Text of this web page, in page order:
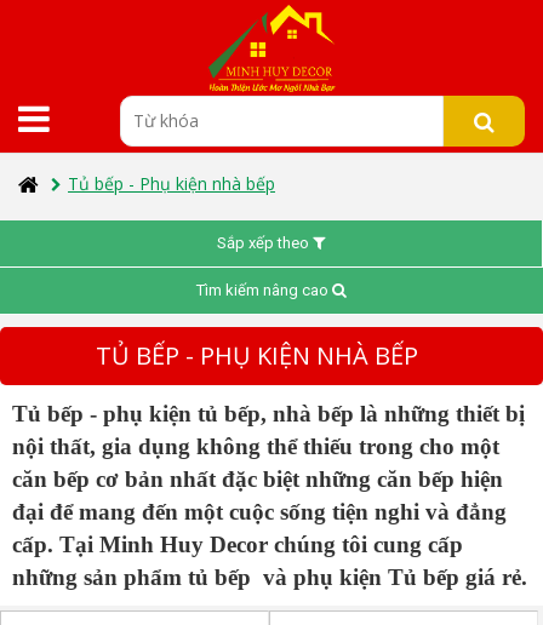
Tủ bếp - Phụ kiện nhà bếp
Sắp xếp theo
Tìm kiếm nâng cao
TỦ BẾP - PHỤ KIỆN NHÀ BẾP
Tủ bếp - phụ kiện tủ bếp, nhà bếp là những thiết bị
nội thất, gia dụng không thể thiếu trong cho một
căn bếp cơ bản nhất đặc biệt những căn bếp hiện
đại để mang đến một cuộc sống tiện nghi và đẳng
cấp. Tại Minh Huy Decor chúng tôi cung cấp
những sản phẩm tủ bếp và phụ kiện Tủ bếp giá rẻ.